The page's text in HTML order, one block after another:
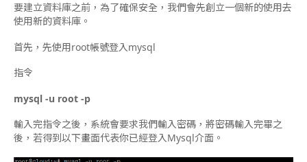
要建立資料庫之前，為了確保安全，我們會先創立一個新的使用去
使用新的資料庫。
首先，先使用root帳號登入mysql
指令
mysql -u root -p
輸入完指令之後，系統會要求我們輸入密碼，將密碼輸入完畢之
後，若得到以下畫面代表你已經登入Mysql介面。